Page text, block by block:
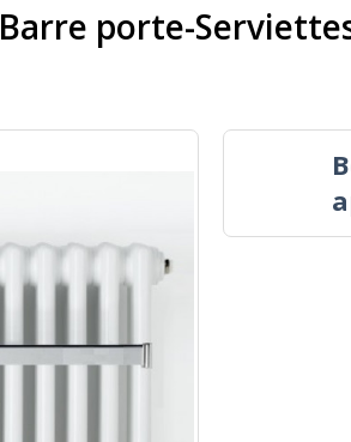
Barre porte-Serviettes